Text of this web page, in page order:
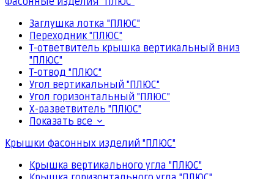
Заглушка лотка "ПЛЮС"
Переходник "ПЛЮС"
Т-ответвитель крышка вертикальный вниз
"ПЛЮС"
Т-отвод "ПЛЮС"
Угол вертикальный "ПЛЮС"
Угол горизонтальный "ПЛЮС"
Х-разветвитель "ПЛЮС"
Показать все
Крышки фасонных изделий "ПЛЮС"
Крышка вертикального угла "ПЛЮС"